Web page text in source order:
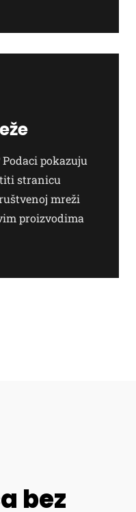
pokazuju
stranicu
mreži
proizvodima
bez